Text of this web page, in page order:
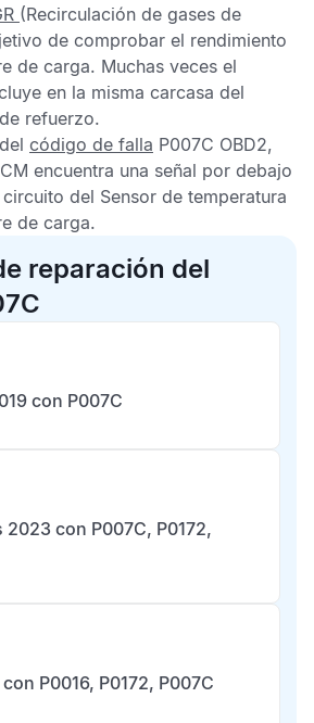
(Recirculación de gases de
de comprobar el rendimiento
de carga. Muchas veces el
en la misma carcasa del
refuerzo.
código de falla P007C OBD2,
encuentra una señal por debajo
del Sensor de temperatura
de carga.
reparación del
con P007C
2023 con P007C, P0172,
P0016, P0172, P007C